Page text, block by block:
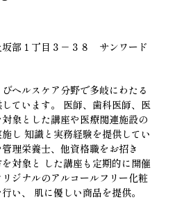
坂部１丁目３－３８ サンワード
ヘルスケア分野で多岐にわたる
ています。 医師、歯科医師、医
象とした講座や医療関連施設の
し 知識と実務経験を提供してい
理栄養士、他資格職をお招き
対象と した講座も定期的に開催
ジナルのアルコールフリー化粧
い、 肌に優しい商品を提供。